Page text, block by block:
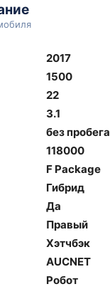
2017
1500
22
3.1
без пробега
118000
F Package
Гибрид
Да
Правый
Хэтчбэк
AUCNET
Робот